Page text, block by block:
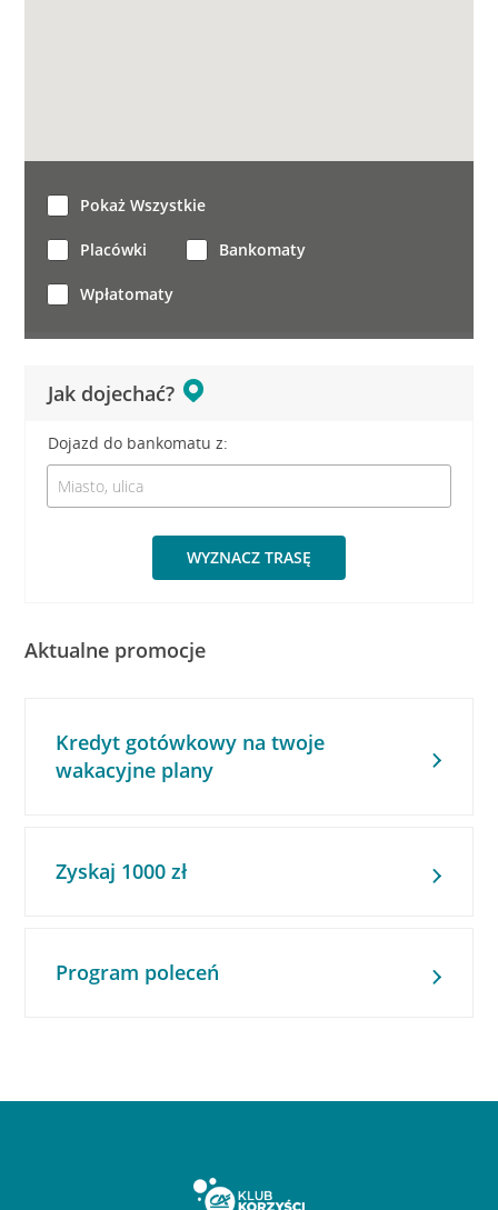
Jak dojechać?
Dojazd do bankomatu z:
WYZNACZ TRASĘ
Pokaż Wszystkie
Placówki Bankomaty
Wpłatomaty
Aktualne promocje
Kredyt gotówkowy na twoje
wakacyjne plany
Zyskaj 1000 zł
Program poleceń